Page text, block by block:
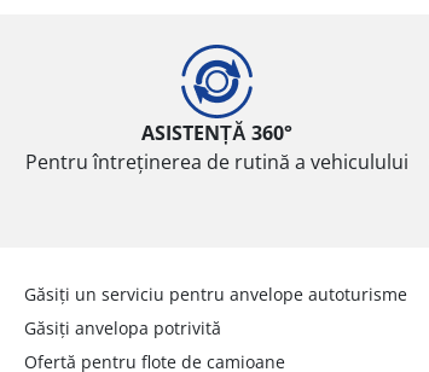
ASISTENȚĂ 360°
Pentru întreținerea de rutină a vehiculului
Găsiți un serviciu pentru anvelope autoturisme
Găsiți anvelopa potrivită
Ofertă pentru flote de camioane